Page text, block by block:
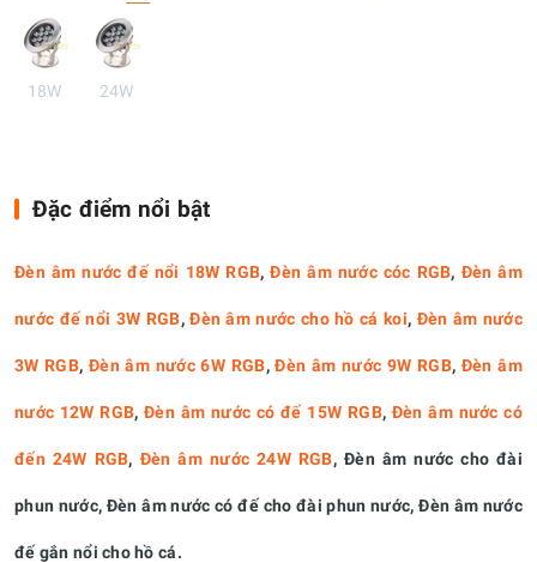
18W 24W
Đặc điểm nổi bật
Đèn âm nước đế nổi 18W RGB,Đèn âm nước cóc RGB, Đèn âm
nước đế nổi 3W RGB,Đèn âm nước cho hồ cá koi, Đèn âm nước
3W RGB, Đèn âm nước 6W RGB,Đèn âm nước 9W RGB, Đèn âm
nước 12W RGB,Đèn âm nước có đế 15W RGB, Đèn âm nước có
đến 24W RGB, Đèn âm nước 24W RGB, Đèn âm nước cho đài
phun nước, Đèn âm nước có đế cho đài phun nước, Đèn âm nước
đế gắn nổi cho hồ cá.